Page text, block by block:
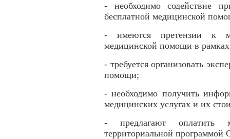
- необходимо содействие
бесплатной медицинской
- имеются претензии к
медицинской помощи в
- требуется организовать
помощи;
- необходимо получить
медицинских услугах и их
- предлагают оплатить
территориальной